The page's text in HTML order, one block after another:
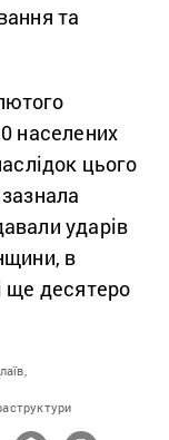
та
населених
цього
ударів
в
ще десятеро